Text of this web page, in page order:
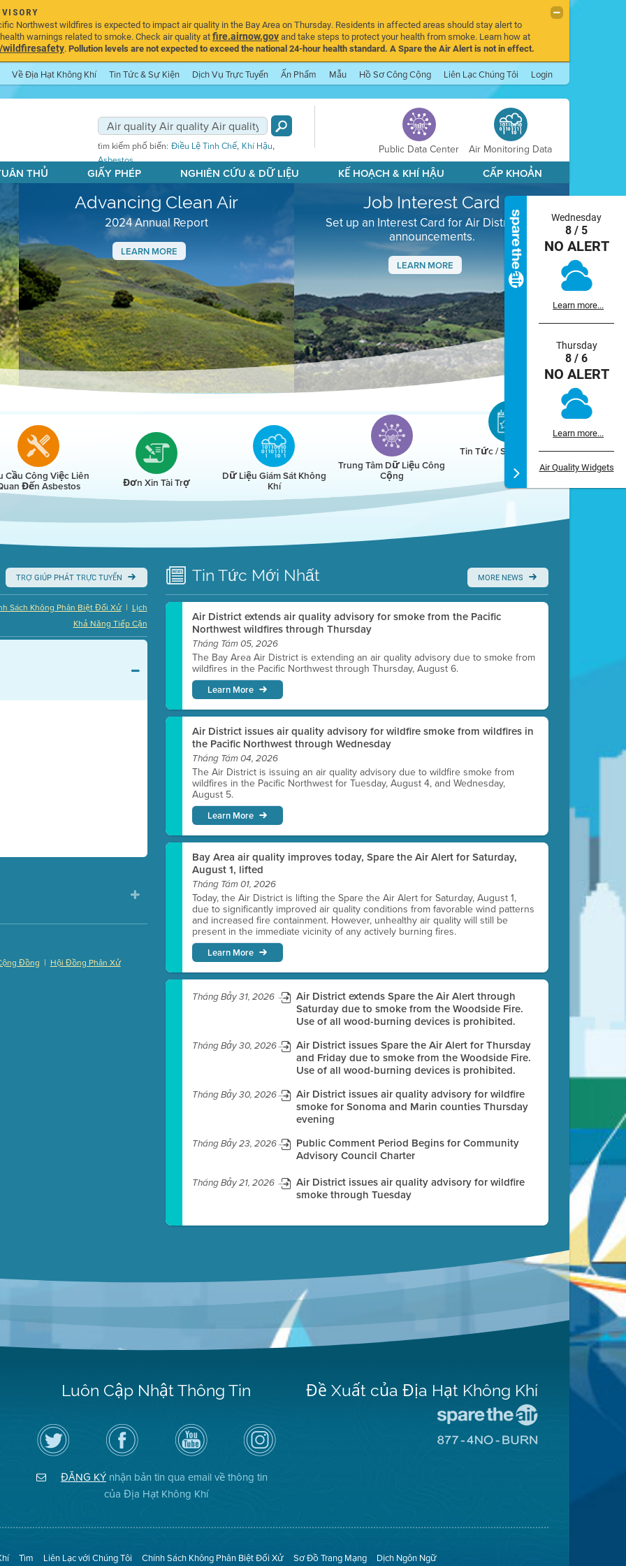
Northwest wildfires is expected to impact air quality in the Bay Area on Thursday. Residents in affected areas should stay alert to
warnings related to smoke. Check air quality atfire.airnow.govand take steps to protect your health from smoke. Learn how at
wildfiresafety.Pollution levels are not expected to exceed the national 24-hour health standard. A Spare the Air Alert is not in effect.
Về Địa Hạt Không Khí Tin Tức & Sự Kiện Dịch Vụ Trực Tuyến Ấn Phẩm Mẫu Hồ Sơ Công Cộng Liên Lạc Chúng Tôi Login
tìm kiếm phổ biến: Điều Lệ Tinh Chế, Khí Hậu,
Asbestos
Public Data Center
Air Monitoring Data
THỦ GIẤY PHÉP NGHIÊN CỨU & DỮ LIỆU KẾ HOẠCH & KHÍ HẬU CẤP KHOẢN
Advancing Clean Air
2024 Annual Report
LEARN MORE
Job Interest Card
Set up an Interest Card for Air District job
announcements.
LEARN MORE
Next
Wednesday
8 / 5
NO ALERT
Learn more...
Thursday
8 / 6
NO ALERT
Learn more...
Air Quality Widgets
Cầu Công Việc Liên
Đến Asbestos Đơn Xin Tài Trợ Dữ Liệu Giám Sát Không
Khí
Trung Tâm Dữ Liệu Công
Cộng
Tin Tức / Sự Kiện / Lịch
TRỢ GIÚP PHÁT TRỰC TUYẾN
Lịch
|
Sách Không Phân Biệt Đối Xử
Khả Năng Tiếp Cận
Đồng | Hội Đồng Phân Xử
Tin Tức Mới Nhất MORE NEWS
Air District extends air quality advisory for smoke from the Pacific
Northwest wildfires through Thursday
Tháng Tám 05, 2026
The Bay Area Air District is extending an air quality advisory due to smoke from
wildfires in the Pacific Northwest through Thursday, August 6.
Learn More
Air District issues air quality advisory for wildfire smoke from wildfires in
the Pacific Northwest through Wednesday
Tháng Tám 04, 2026
The Air District is issuing an air quality advisory due to wildfire smoke from
wildfires in the Pacific Northwest for Tuesday, August 4, and Wednesday,
August 5.
Learn More
Bay Area air quality improves today, Spare the Air Alert for Saturday,
August 1, lifted
Tháng Tám 01, 2026
Today, the Air District is lifting the Spare the Air Alert for Saturday, August 1,
due to significantly improved air quality conditions from favorable wind patterns
and increased fire containment. However, unhealthy air quality will still be
present in the immediate vicinity of any actively burning fires.
Learn More
Tháng Bảy 31, 2026
Air District extends Spare the Air Alert through
Saturday due to smoke from the Woodside Fire.
Use of all wood-burning devices is prohibited.
Tháng Bảy 30, 2026
Air District issues Spare the Air Alert for Thursday
and Friday due to smoke from the Woodside Fire.
Use of all wood-burning devices is prohibited.
Tháng Bảy 30, 2026
Air District issues air quality advisory for wildfire
smoke for Sonoma and Marin counties Thursday
evening
Tháng Bảy 23, 2026
Public Comment Period Begins for Community
Advisory Council Charter
Tháng Bảy 21, 2026
Air District issues air quality advisory for wildfire
smoke through Tuesday
Luôn Cập Nhật Thông Tin
Hãy
theo
dõi
Địa
Không
Truy
cập
Trang
Facebook
Địa
Hạt
Kênh
YouTube
của
Địa
Không
Air
District
on
Instagram
ĐĂNG KÝnhận bản tin qua email về thông tin
của Địa Hạt Không Khí
Đề Xuất của Địa Hạt Không Khí
Trang
Không
(Không
Tìm Liên Lạc với Chúng Tôi Chính Sách Không Phân Biệt Đối Xử Sơ Đồ Trang Mạng Dịch Ngôn Ngữ